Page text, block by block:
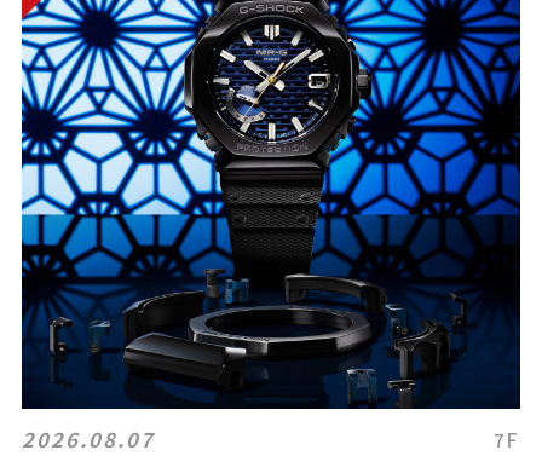
2026.08.07 7F